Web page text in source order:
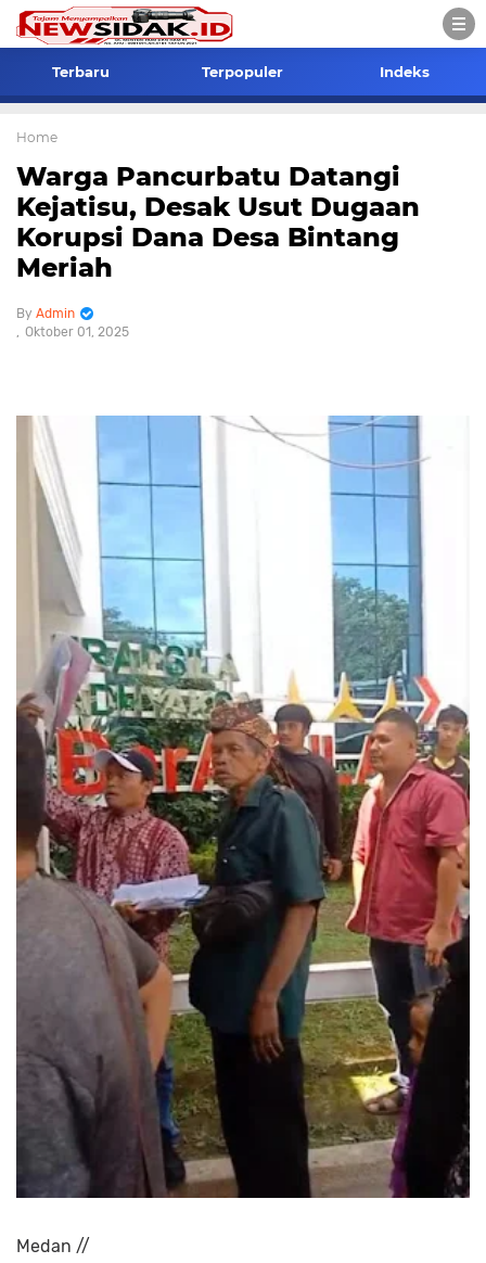
Terbaru Terpopuler Indeks
Home
Warga Pancurbatu Datangi
Kejatisu, Desak Usut Dugaan
Korupsi Dana Desa Bintang
Meriah
Admin
Oktober 01, 2025
Medan //